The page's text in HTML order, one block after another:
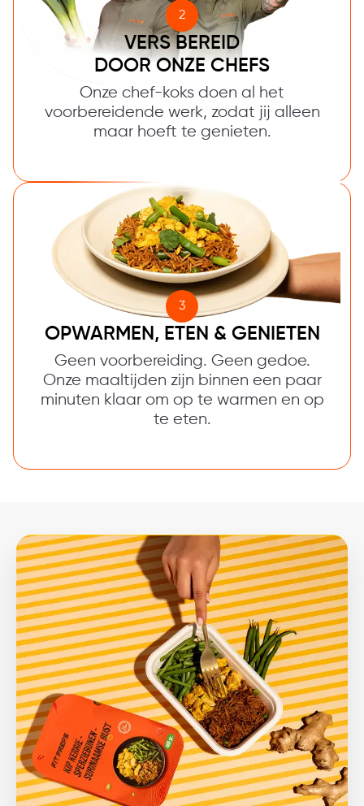
2
VERS BEREID
DOOR ONZE CHEFS
Onze chef-koks doen al het
voorbereidende werk, zodat jij alleen
maar hoeft te genieten.
3
OPWARMEN, ETEN & GENIETEN
Geen voorbereiding. Geen gedoe.
Onze maaltijden zijn binnen een paar
minuten klaar om op te warmen en op
te eten.